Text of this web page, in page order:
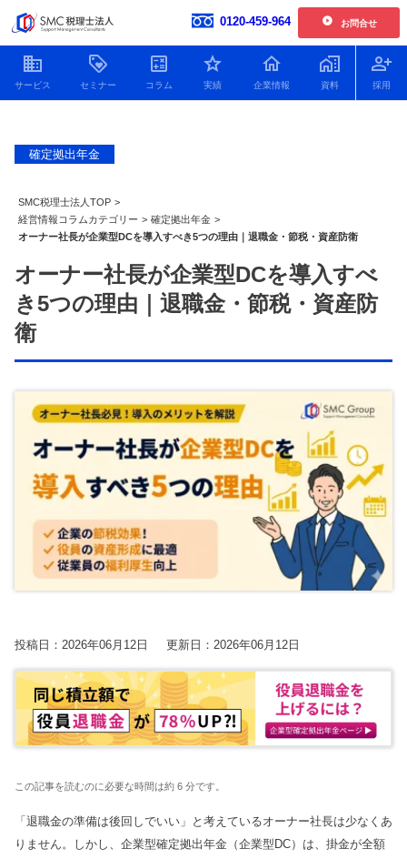
0120-459-964 お問合せ
税理士変更をお考えの方
無申告を解消したい方
【2026年6.7.8.11月開催】企業型確定拠出年金導入セミナー
【2026年開催】日本一わかりやすい決算書活用セミナー
【2026年開催】中津川経営サロン 2025.11.25更新
開催中の複数回開催セミナー
【2026年12月開催】100年企業の経営者に学ぶ トップ対談セミナー
2026.07.21更新
【2026年9.10.11月開催 20期記念特別企画】中津川会計塾+ファイナンス
2026.07.21更新
【2026年開催 第2期】銀行対応基礎講座(全5回) 2026.07.08更新
【2026年開催】PAL共催：第3回日本一の決算書の読み方塾
2026.06.09更新
保護中: 【2026年9.10.11月開催】第20期中津川会計塾
2025.11.25更新
2025.11.14更新
【2026年開催】決算書の読み方セミナー 2025.11.13更新
【2026年開催】初心者さんの会社経営塾 2025.11.13更新
2026.07.06更新
動画で勉強する！
Youtube
SMC税理士法人の動画はこちら
Youtube
役員貸付金はデメリットだ
らけ！減らし方と注意点に
2025.7.30
経営改善トピック
のメリット・デメリットと
て解説！
2025.7.30
経営改善トピック
の必要書
資金調達
経営情報コラム一覧
確定申告コラム
無申告コラム
帳簿・決算書コラム
経営改善コラム
資金調達コラム
相続コラム
確定拠出年金コラム
トレンドコラム
社員紹介
人財育成
プライバシーポリシー
特定商取引法
名古屋オフィス
多治見オフィス 中津川オフィス
関連ページ
Youtube
曽根康正の経営塾チャンネル
無料で資料ダウンロード
毎月最新情報をお届け
確定拠出年金
SMC税理士法人TOP >
経営情報コラムカテゴリー > 確定拠出年金 >
オーナー社長が企業型DCを導入すべき5つの理由｜退職金・節税・資産防衛
オーナー社長が企業型DCを導入すべ
き5つの理由｜退職金・節税・資産防
衛
投稿日：2026年06月12日 更新日：2026年06月12日
この記事を読むのに必要な時間は約 6 分です。
「退職金の準備は後回しでいい」と考えているオーナー社長は少なくあ
りません。しかし、企業型確定拠出年金（企業型DC）は、掛金が全額